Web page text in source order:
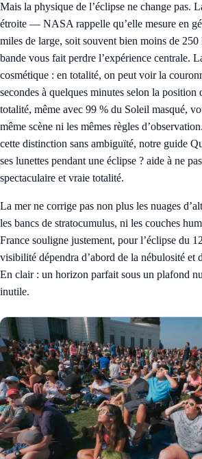
Mais la physique de l’éclipse ne change pas.
étroite — NASA rappelle qu’elle mesure en
miles de large, soit souvent bien moins de
bande vous fait perdre l’expérience centrale.
cosmétique : en totalité, on peut voir la
secondes à quelques minutes selon la position
totalité, même avec 99 % du Soleil masqué,
même scène ni les mêmes règles
cette distinction sans ambiguïté, notre guide
ses lunettes pendant une éclipse ? aide à ne
spectaculaire et vraie totalité.
La mer ne corrige pas non plus les nuages
les bancs de stratocumulus, ni les couches
France souligne justement, pour l’éclipse du
visibilité dépendra d’abord de la nébulosité et
En clair : un horizon parfait sous un plafond
inutile.